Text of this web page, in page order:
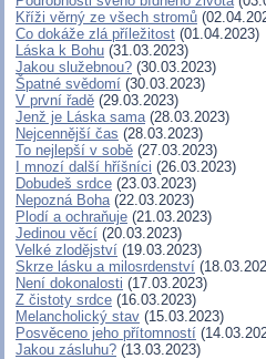
Kříži věrný ze všech stromů
Co dokáže zlá příležitost (01.04.2023)
Láska k Bohu (31.03.2023)
Jakou služebnou? (30.03.2023)
Špatné svědomí (30.03.2023)
V první řadě (29.03.2023)
Jenž je Láska sama(28.03.2023)
Nejcennější čas (28.03.2023)
To nejlepší v sobě (27.03.2023)
I mnozí další hříšníci (26.03.2023)
Dobudeš srdce (23.03.2023)
Nepozná Boha(22.03.2023)
Plodí a ochraňuje (21.03.2023)
Jedinou věcí (20.03.2023)
Velké zlodějství (19.03.2023)
Skrze lásku a milosrdenství
Není dokonalosti (17.03.2023)
Z čistoty srdce (16.03.2023)
Melancholický stav (15.03.2023)
Posvěceno jeho přítomností
Jakou zásluhu? (13.03.2023)